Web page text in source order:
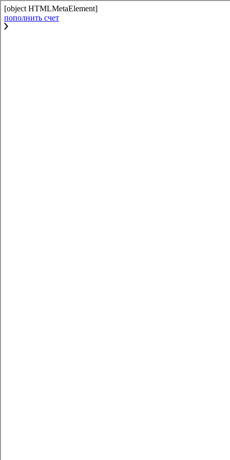
[object HTMLMetaElement]
пополнить счет